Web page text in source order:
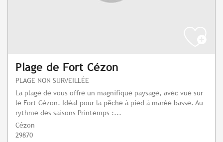
Plage de Fort Cézon
PLAGE NON SURVEILLÉE
La plage de vous offre un magnifique paysage, avec vue sur
le Fort Cézon. Idéal pour la pêche à pied à marée basse. Au
rythme des saisons Printemps :...
Cézon
29870